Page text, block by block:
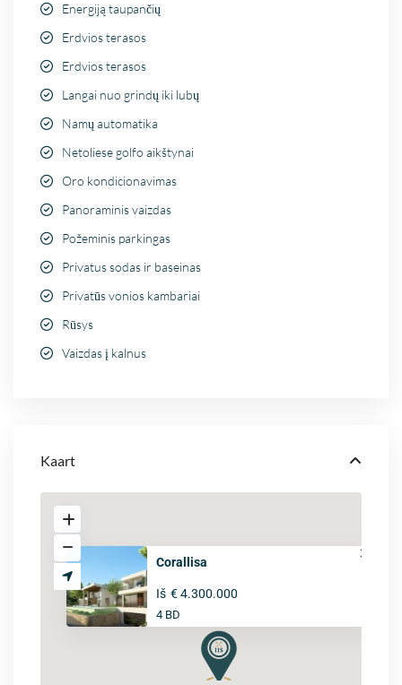
Energiją taupančių
Erdvios terasos
Erdvios terasos
Langai nuo grindų iki lubų
Namų automatika
Netoliese golfo aikštynai
Oro kondicionavimas
Panoraminis vaizdas
Požeminis parkingas
Privatus sodas ir baseinas
Privatūs vonios kambariai
Rūsys
Vaizdas į kalnus
Kaart
Corallisa
Iš € 4.300.000
4 BD
Prices & Availability